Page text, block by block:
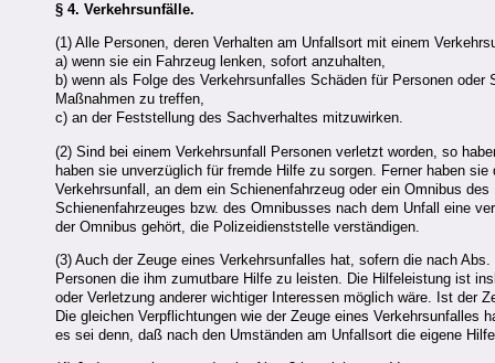
§ 4. Verkehrsunfälle.
(1) Alle Personen, deren Verhalten am Unfallsort mit einem
a) wenn sie ein Fahrzeug lenken, sofort anzuhalten,
b) wenn als Folge des Verkehrsunfalles Schäden für Personen
Maßnahmen zu treffen,
c) an der Feststellung des Sachverhaltes mitzuwirken.
(2) Sind bei einem Verkehrsunfall Personen verletzt worden, so
haben sie unverzüglich für fremde Hilfe zu sorgen. Ferner haben
Verkehrsunfall, an dem ein Schienenfahrzeug oder ein Omnibus
Schienenfahrzeuges bzw. des Omnibusses nach dem Unfall eine
der Omnibus gehört, die Polizeidienststelle verständigen.
(3) Auch der Zeuge eines Verkehrsunfalles hat, sofern die nach
Personen die ihm zumutbare Hilfe zu leisten. Die Hilfeleistung ist
oder Verletzung anderer wichtiger Interessen möglich wäre. Ist der
Die gleichen Verpflichtungen wie der Zeuge eines Verkehrsunfalles
es sei denn, daß nach den Umständen am Unfallsort die eigene